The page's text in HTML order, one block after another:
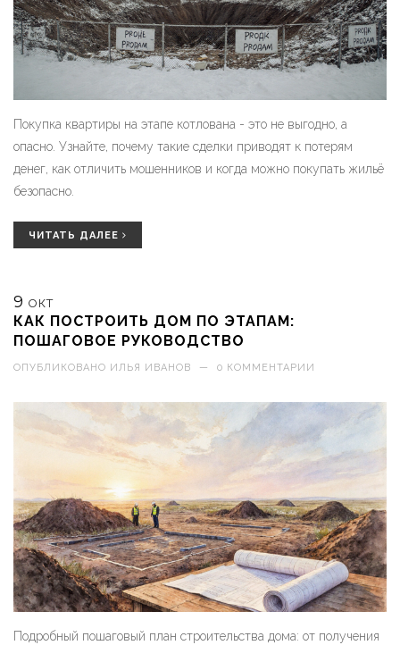
Покупка квартиры на этапе котлована - это не выгодно, а
опасно. Узнайте, почему такие сделки приводят к потерям
денег, как отличить мошенников и когда можно покупать жильё
безопасно.
ЧИТАТЬ ДАЛЕЕ
9 ОКТ
КАК ПОСТРОИТЬ ДОМ ПО ЭТАПАМ:
ПОШАГОВОЕ РУКОВОДСТВО
ОПУБЛИКОВАНО ИЛЬЯ ИВАНОВ — 0 КОММЕНТАРИИ
Подробный пошаговый план строительства дома: от получения